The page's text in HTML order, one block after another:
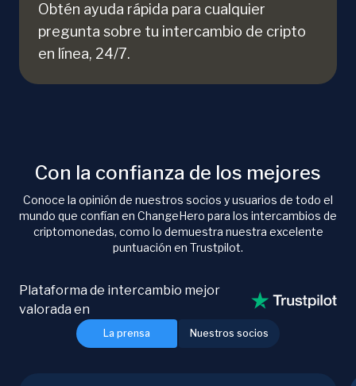
Obtén ayuda rápida para cualquier
pregunta sobre tu intercambio de cripto
en línea, 24/7.
Con la confianza de los mejores
Conoce la opinión de nuestros socios y usuarios de todo el
mundo que confían en ChangeHero para los intercambios de
criptomonedas, como lo demuestra nuestra excelente
puntuación en Trustpilot.
La prensa Nuestros socios
Plataforma de intercambio mejor
valorada en